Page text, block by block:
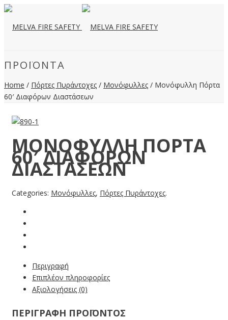
ΠΡΟΪΌΝΤΑ
Home / Πόρτες Πυράντοχες / Μονόφυλλες / Μονόφυλλη Πόρτα
60′ Διαφόρων Διαστάσεων
ΜΟΝΌΦΥΛΛΗ ΠΌΡΤΑ
60′ ΔΙΑΦΌΡΩΝ
ΔΙΑΣΤΆΣΕΩΝ
Categories: Μονόφυλλες, Πόρτες Πυράντοχες.
Περιγραφή
Επιπλέον πληροφορίες
Αξιολογήσεις (0)
ΠΕΡΙΓΡΑΦΗ ΠΡΟΪΟΝΤΟΣ